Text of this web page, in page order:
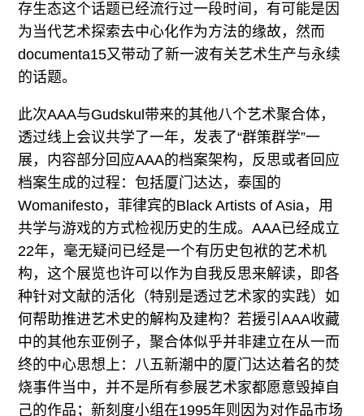
存生态这个话题已经流行过一段时间，有可能是因
为当代艺术探索去中心化作为方法的缘故，然而
documenta15又带动了新一波有关艺术生产与永续
的话题。
此次AAA与Gudskul带来的其他八个艺术聚合体，
透过线上会议共学了一年，发表了“群策群学”一
展，内容部分回应AAA的档案架构，反思或者回应
档案生成的过程：包括厦门达达，泰国的
Womanifesto，菲律宾的Black Artists of Asia，用
共学与游戏的方式检视历史的生成。AAA已经成立
22年，毫无疑问已经是一个有历史包袱的艺术机
构，这个展览也许可以作为自我反思来解读，即各
种针对文献的活化（特别是透过艺术家的实践）如
何帮助推进艺术史的解构及建构？若援引AAA收藏
中的其他东亚例子，聚合体似乎并非建立在从一而
终的中心思想上：八五新潮中的厦门达达着名的焚
烧事件当中，并不是所有参展艺术家都愿意毁掉自
己的作品；新刻度小组在1995年则因为对作品市场